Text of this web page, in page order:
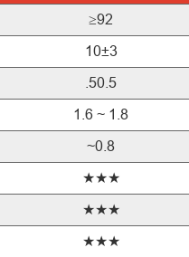
≥92
10±3
.50.5
1.6 ~ 1.8
~0.8
★★★
★★★
★★★